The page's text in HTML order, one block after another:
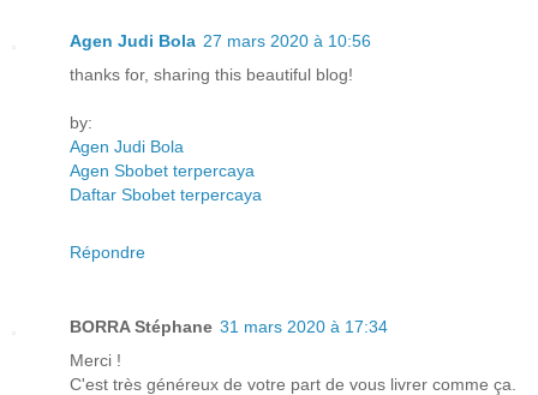
Agen Judi Bola 27 mars 2020 à 10:56
thanks for, sharing this beautiful blog!
by:
Agen Judi Bola
Agen Sbobet terpercaya
Daftar Sbobet terpercaya
Répondre
BORRA Stéphane 31 mars 2020 à 17:34
Merci !
C'est très généreux de votre part de vous livrer comme ça.